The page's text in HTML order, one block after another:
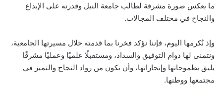
ما يعكس صورة مشرفة لطالب جامعة النيل وقدرته على الإبداع
والنجاح في مختلف المجالات.
وإذ نُكرمها اليوم، فإننا نؤكد فخرنا بما قدمته خلال مسيرتها الجامعية،
ونتمنى لها دوام التوفيق والسداد، ومستقبلًا علميًا وعمليًا مشرقًا
يليق بطموحاتها وإنجازاتها، وأن تكون من رواد النجاح والتميز في
مجتمعها ووطنها.